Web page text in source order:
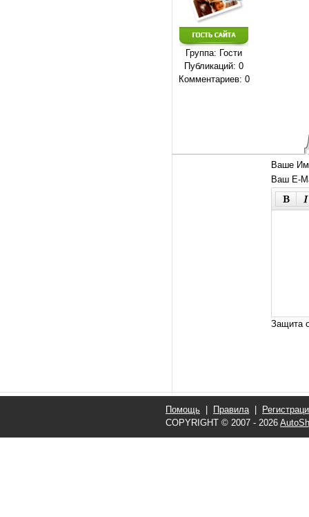
Группа: Гости
Публикаций: 0
Комментариев: 0
Ваше
Ваш E-
Защита
Помощь Правила|
COPYRIGHT © 2007 - 2026